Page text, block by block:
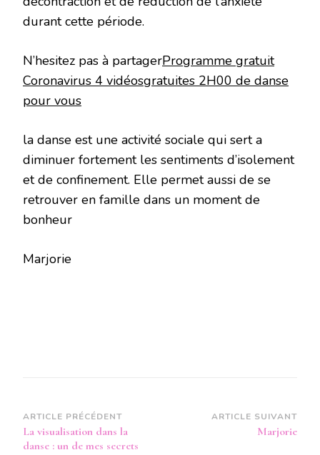
durant cette période.
N’hesitez pas à partagerProgramme gratuit
Coronavirus 4 vidéosgratuites 2H00 de danse
pour vous
la danse est une activité sociale qui sert a
diminuer fortement les sentiments d’isolement
et de confinement. Elle permet aussi de se
retrouver en famille dans un moment de
bonheur
Marjorie
Navigation
d’article
ARTICLE PRÉCÉDENT
La visualisation dans la
danse : un de mes secrets
ARTICLE SUIVANT
Marjorie